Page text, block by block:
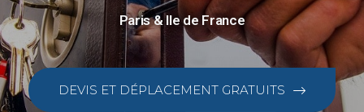
Paris & Ile de France
DEVIS ET DÉPLACEMENT GRATUITS